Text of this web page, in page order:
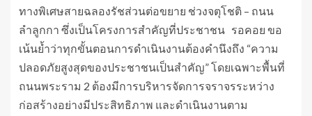
ทางพิเศษสายฉลองรัชส่วนต่อขยาย ช่วงจตุโชติ – ถนน
ลำลูกกา ซึ่งเป็นโครงการสำคัญที่ประชาชน รอคอย ขอ
เน้นย้ำว่าทุกขั้นตอนการดำเนินงานต้องคำนึงถึง “ความ
ปลอดภัยสูงสุดของประชาชนเป็นสำคัญ” โดยเฉพาะพื้นที่
ถนนพระราม 2 ต้องมีการบริหารจัดการจราจรระหว่าง
ก่อสร้างอย่างมีประสิทธิภาพ และดำเนินงานตาม